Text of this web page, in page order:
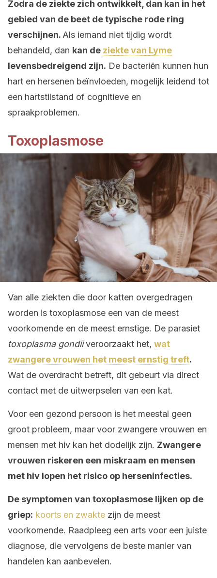
Zodra de ziekte zich ontwikkelt, dan kan in het
gebied van de beet de typische rode ring
verschijnen. Als iemand niet tijdig wordt
behandeld, dan kan de ziekte van Lyme
levensbedreigend zijn. De bacteriën kunnen hun
hart en hersenen beïnvloeden, mogelijk leidend tot
een hartstilstand of cognitieve en
spraakproblemen.
Toxoplasmose
Van alle ziekten die door katten overgedragen
worden is toxoplasmose een van de meest
voorkomende en de meest ernstige. De parasiet
toxoplasma gondiiveroorzaakt het, wat
zwangere vrouwen het meest ernstig treft.
Wat de overdracht betreft, dit gebeurt via direct
contact met de uitwerpselen van een kat.
Voor een gezond persoon is het meestal geen
groot probleem, maar voor zwangere vrouwen en
mensen met hiv kan het dodelijk zijn. Zwangere
vrouwen riskeren een miskraam en mensen
met hiv lopen het risico op herseninfecties.
De symptomen van toxoplasmose lijken op de
griep: koorts en zwakte zijn de meest
voorkomende. Raadpleeg een arts voor een juiste
diagnose, die vervolgens de beste manier van
handelen kan aanbevelen.